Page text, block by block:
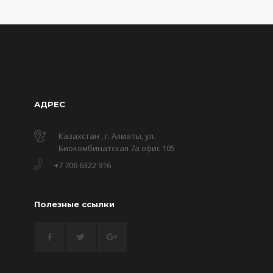
АДРЕС
Казахстан , г. Алматы, ул.
Биокомбинатская 7а офис 105
+7 706 6322 916
Полезные ссылки